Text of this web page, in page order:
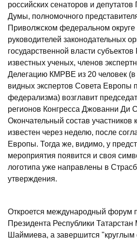
российских сенаторов и депутатов
Думы, полномочного
Приволжском федеральном округе
руководителей законодательных
государственной власти
известных ученых, членов
Делегацию КМРВЕ из 20 человек (в
видных экспертов Совета Европы
федерализма) возглавит
регионов Конгресса Джованни Ди
Окончательный состав участников
известен через неделю, после
Европы. Тогда же, видимо, у
мероприятия появится и своя
логотипа уже направлены в
утверждения.
Откроется международный форум
Президента Республики
Шаймиева, а завершится "круглым